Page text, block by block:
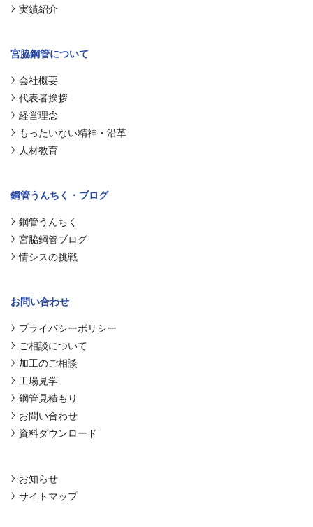
実績紹介
宮脇鋼管について
会社概要
代表者挨拶
経営理念
もったいない精神・沿革
人材教育
鋼管うんちく・ブログ
鋼管うんちく
宮脇鋼管ブログ
情シスの挑戦
お問い合わせ
プライバシーポリシー
ご相談について
加工のご相談
工場見学
鋼管見積もり
お問い合わせ
資料ダウンロード
お知らせ
サイトマップ